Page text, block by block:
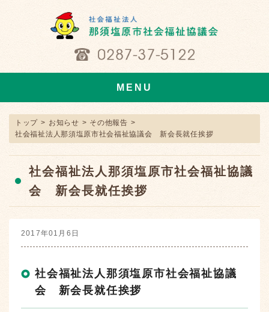
MENU
トップ > お知らせ > その他報告 >
社会福祉法人那須塩原市社会福祉協議会 新会長就任挨拶
社会福祉法人那須塩原市社会福祉協議
会 新会長就任挨拶
2017年01月6日
社会福祉法人那須塩原市社会福祉協議
会 新会長就任挨拶